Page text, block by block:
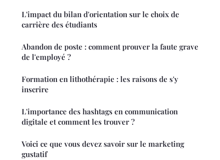
L'impact du bilan d'orientation sur le choix de
carrière des étudiants
Abandon de poste : comment prouver la faute grave
de l'employé ?
Formation en lithothérapie : les raisons de s'y
inscrire
L'importance des hashtags en communication
digitale et comment les trouver ?
Voici ce que vous devez savoir sur le marketing
gustatif